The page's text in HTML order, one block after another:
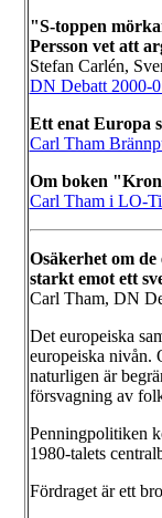
"S-toppen
Persson vet att
Stefan Carlén,
DN Debatt 2000-
Ett enat Europa
Carl Tham
Om boken
Carl Tham i LO-
Osäkerhet om
starkt emot ett
Carl Tham, DN
Det europeiska
europeiska nivån.
naturligen är
försvagning av
Penningpolitiken
1980-talets
Fördraget är ett